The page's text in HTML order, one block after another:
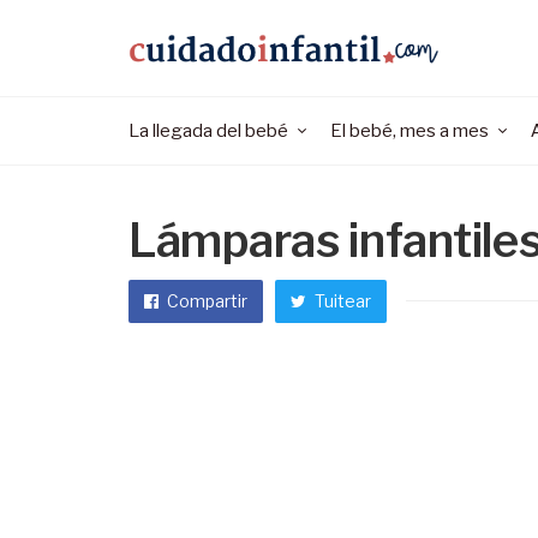
La llegada del bebé El bebé, mes a mes
Lámparas
Compartir Tuitear